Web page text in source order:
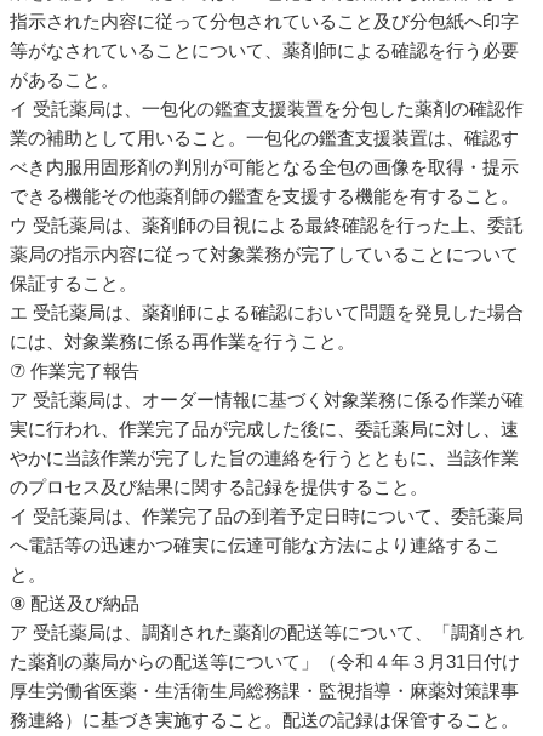
指示された内容に従って分包されていること及び分包紙へ印字
等がなされていることについて、薬剤師による確認を行う必要
があること。
イ 受託薬局は、一包化の鑑査支援装置を分包した薬剤の確認作
業の補助として用いること。一包化の鑑査支援装置は、確認す
べき内服用固形剤の判別が可能となる全包の画像を取得・提示
できる機能その他薬剤師の鑑査を支援する機能を有すること。
ウ 受託薬局は、薬剤師の目視による最終確認を行った上、委託
薬局の指示内容に従って対象業務が完了していることについて
保証すること。
エ 受託薬局は、薬剤師による確認において問題を発見した場合
には、対象業務に係る再作業を行うこと。
⑦ 作業完了報告
ア 受託薬局は、オーダー情報に基づく対象業務に係る作業が確
実に行われ、作業完了品が完成した後に、委託薬局に対し、速
やかに当該作業が完了した旨の連絡を行うとともに、当該作業
のプロセス及び結果に関する記録を提供すること。
イ 受託薬局は、作業完了品の到着予定日時について、委託薬局
へ電話等の迅速かつ確実に伝達可能な方法により連絡するこ
と。
⑧ 配送及び納品
ア 受託薬局は、調剤された薬剤の配送等について、「調剤され
た薬剤の薬局からの配送等について」（令和４年３月31日付け
厚生労働省医薬・生活衛生局総務課・監視指導・麻薬対策課事
務連絡）に基づき実施すること。配送の記録は保管すること。